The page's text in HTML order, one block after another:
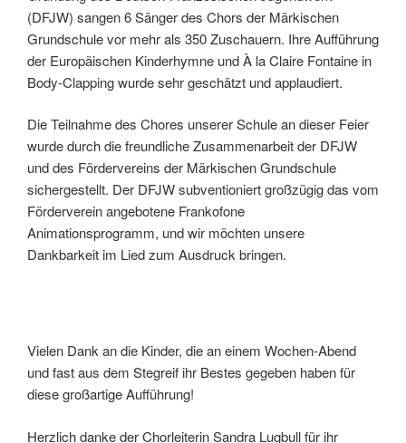
(DFJW) sangen 6 Sänger des Chors der Märkischen
Grundschule vor mehr als 350 Zuschauern. Ihre Aufführung
der Europäischen Kinderhymne und À la Claire Fontaine in
Body-Clapping wurde sehr geschätzt und applaudiert.
Die Teilnahme des Chores unserer Schule an dieser Feier
wurde durch die freundliche Zusammenarbeit der DFJW
und des Fördervereins der Märkischen Grundschule
sichergestellt. Der DFJW subventioniert großzügig das vom
Förderverein angebotene Frankofone
Animationsprogramm, und wir möchten unsere
Dankbarkeit im Lied zum Ausdruck bringen.
Vielen Dank an die Kinder, die an einem Wochen-Abend
und fast aus dem Stegreif ihr Bestes gegeben haben für
diese großartige Aufführung!
Herzlich danke der Chorleiterin Sandra Lugbull für ihr